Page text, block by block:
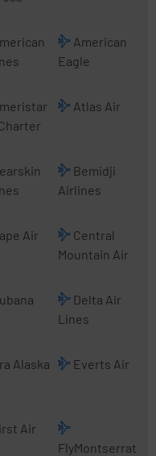
American
Eagle
Atlas Air
Bemidji
Airlines
Air
Central
Mountain Air
Delta Air
Lines
Alaska Everts Air
Air
FlyMontserrat